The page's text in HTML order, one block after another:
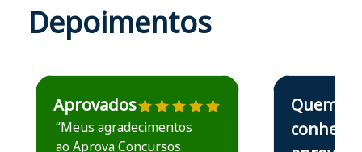
Depoimentos
Estudante José recomenda o Aprova Concursos em
Aprovados
“Meus agradecimentos
ao Aprova Concursos
Estudante Elais
Quem
conhece,